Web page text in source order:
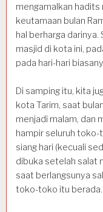
mengamalkan hadits
keutamaan bulan
hal berharga
masjid di kota ini,
pada hari-hari
Di samping itu, kita
kota Tarim, saat
menjadi malam, dan
hampir seluruh toko-
siang hari (kecuali
dibuka setelah salat
saat berlangsunya
toko-toko itu berada.